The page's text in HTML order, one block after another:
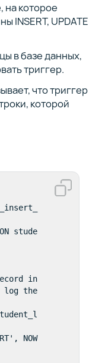
которое
INSERT, UPDATE
в базе данных,
триггер.
что триггер
которой
log the